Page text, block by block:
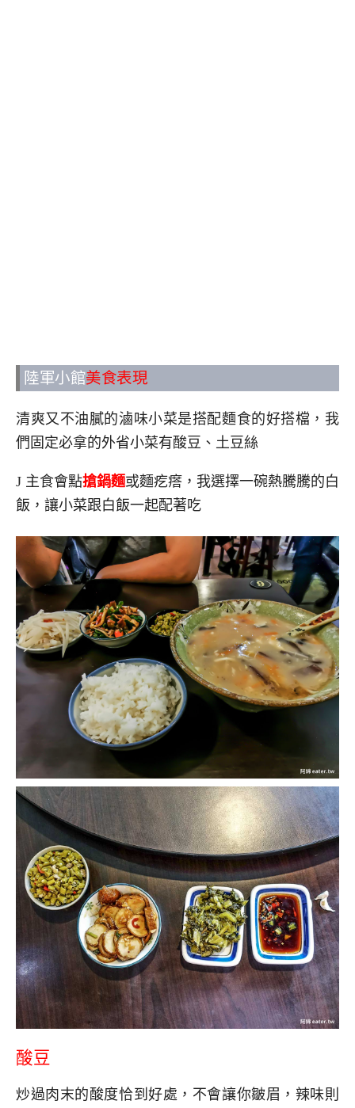
陸軍小館美食表現
清爽又不油膩的滷味小菜是搭配麵食的好搭檔，我
們固定必拿的外省小菜有酸豆、土豆絲
J 主食會點搶鍋麵或麵疙瘩，我選擇一碗熱騰騰的白
飯，讓小菜跟白飯一起配著吃
酸豆
炒過肉末的酸度恰到好處，不會讓你皺眉，辣味則